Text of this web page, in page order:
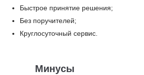
Быстрое принятие решения;
Без поручителей;
Круглосуточный сервис.
Минусы